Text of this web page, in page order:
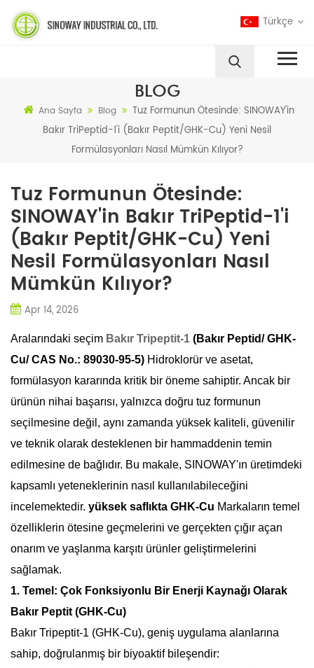
Türkçe
BLOG
Ana Sayfa Blog
Tuz Formunun Ötesinde: SINOWAY'in
Bakır TriPeptid-1'i (Bakır Peptit/GHK-Cu) Yeni Nesil
Formülasyonları Nasıl Mümkün Kılıyor?
Tuz Formunun Ötesinde:
SINOWAY'in Bakır TriPeptid-1'i
(Bakır Peptit/GHK-Cu) Yeni
Nesil Formülasyonları Nasıl
Mümkün Kılıyor?
Apr 14, 2026
Aralarındaki seçim Bakır Tripeptit-1 (Bakır Peptid/ GHK-
Cu/ CAS No.: 89030-95-5) Hidroklorür ve asetat,
formülasyon kararında kritik bir öneme sahiptir. Ancak bir
ürünün nihai başarısı, yalnızca doğru tuz formunun
seçilmesine değil, aynı zamanda yüksek kaliteli, güvenilir
ve teknik olarak desteklenen bir hammaddenin temin
edilmesine de bağlıdır. Bu makale, SINOWAY'ın üretimdeki
kapsamlı yeteneklerinin nasıl kullanılabileceğini
incelemektedir. yüksek saflıkta GHK-Cu Markaların temel
özelliklerin ötesine geçmelerini ve gerçekten çığır açan
onarım ve yaşlanma karşıtı ürünler geliştirmelerini
sağlamak.
1. Temel: Çok Fonksiyonlu Bir Enerji Kaynağı Olarak
Bakır Peptit (GHK-Cu)
Bakır Tripeptit-1 (GHK-Cu), geniş uygulama alanlarına
sahip, doğrulanmış bir biyoaktif bileşendir: